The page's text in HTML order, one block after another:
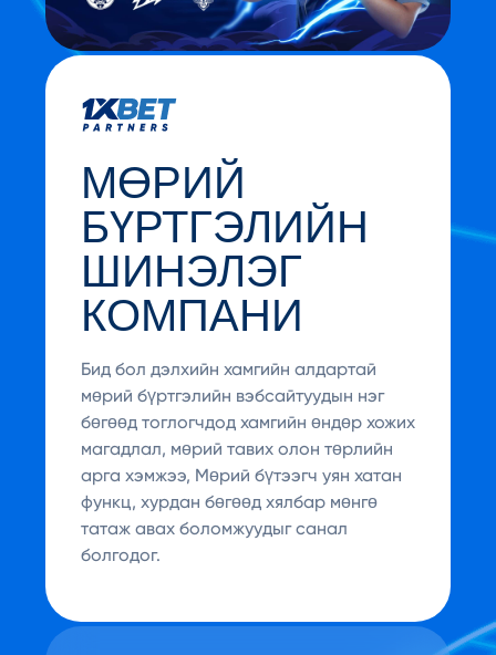
МӨРИЙ
БҮРТГЭЛИЙН
ШИНЭЛЭГ
КОМПАНИ
Бид бол дэлхийн хамгийн алдартай
мөрий бүртгэлийн вэбсайтуудын нэг
бөгөөд тоглогчдод хамгийн өндөр хожих
магадлал, мөрий тавих олон төрлийн
арга хэмжээ, Мөрий бүтээгч уян хатан
функц, хурдан бөгөөд хялбар мөнгө
татаж авах боломжуудыг санал
болгодог.